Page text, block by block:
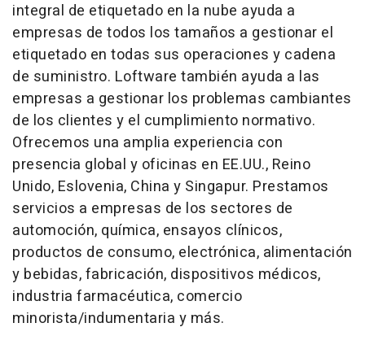
integral de etiquetado en la nube ayuda a
empresas de todos los tamaños a gestionar el
etiquetado en todas sus operaciones y cadena
de suministro. Loftware también ayuda a las
empresas a gestionar los problemas cambiantes
de los clientes y el cumplimiento normativo.
Ofrecemos una amplia experiencia con
presencia global y oficinas en EE.UU., Reino
Unido, Eslovenia, China y Singapur. Prestamos
servicios a empresas de los sectores de
automoción, química, ensayos clínicos,
productos de consumo, electrónica, alimentación
y bebidas, fabricación, dispositivos médicos,
industria farmacéutica, comercio
minorista/indumentaria y más.